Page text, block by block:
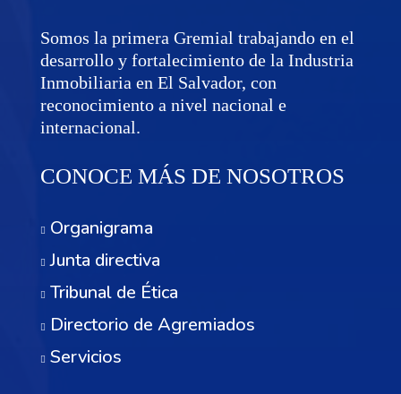
Somos la primera Gremial trabajando en el
desarrollo y fortalecimiento de la Industria
Inmobiliaria en El Salvador, con
reconocimiento a nivel nacional e
internacional.
CONOCE MÁS DE NOSOTROS
Organigrama
Junta directiva
Tribunal de Ética
Directorio de Agremiados
Servicios